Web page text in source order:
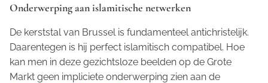
Onderwerping aan islamitische netwerken
De kerststal van Brussel is fundamenteel antichristelijk.
Daarentegen is hij perfect islamitisch compatibel. Hoe
kan men in deze gezichtsloze beelden op de Grote
Markt geen impliciete onderwerping zien aan de